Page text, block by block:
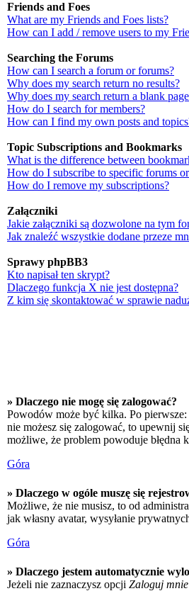
Friends and Foes
What are my Friends and Foes lists?
How can I add / remove users to my
Searching the Forums
How can I search a forum or forums?
Why does my search return no results?
Why does my search return a blank
How do I search for members?
How can I find my own posts and
Topic Subscriptions and Bookmarks
What is the difference between
How do I subscribe to specific forums
How do I remove my subscriptions?
Załączniki
Jakie załączniki są dozwolone na tym
Jak znaleźć wszystkie dodane przeze
Sprawy phpBB3
Kto napisał ten skrypt?
Dlaczego funkcja X nie jest dostępna?
Z kim się skontaktować w sprawie
» Dlaczego nie mogę się zalogować?
Powodów może być kilka. Po pierwsze:
nie możesz się zalogować, to upewnij
możliwe, że problem powoduje błędna
Góra
» Dlaczego w ogóle muszę się
Możliwe, że nie musisz, to od
jak własny avatar, wysyłanie
Góra
» Dlaczego jestem automatycznie
Jeżeli nie zaznaczysz opcji Zaloguj